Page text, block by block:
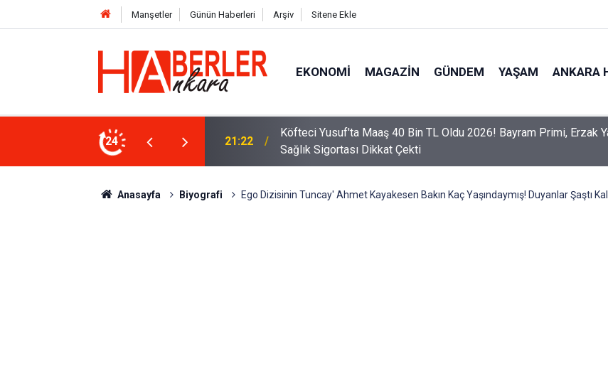
Manşetler Günün Haberleri Arşiv Sitene Ekle
EKONOMI MAGAZIN GÜNDEM YAŞAM ANKARA
24
2026! Bayram Primi, Erzak Yardımı ve
12:33 Sürücüler Dikkat! Yeni Dönemde 3 İhlal Ehliyet İptaline Neden
Anasayfa Biyografi Ego Dizisinin Tuncay' Ahmet Kayakesen Bakın Kaç Yaşındaymış! Duyanlar Şaştı